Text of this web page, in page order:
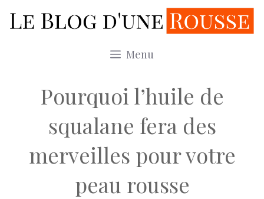
au
Menu
Pourquoi l’huile de
squalane fera des
merveilles pour votre
peau rousse